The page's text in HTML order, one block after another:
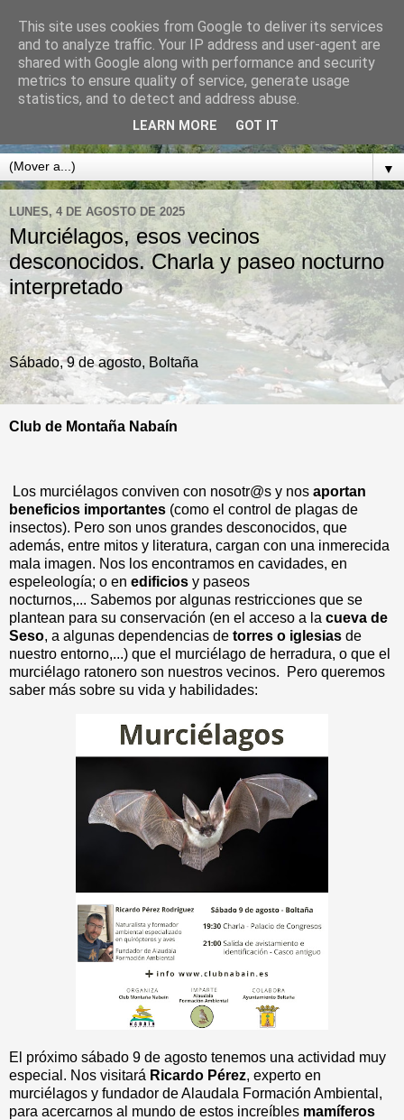
CLUB DE MONTAÑA
NABAÍN
BOLTAÑA. SOBRARBE. PIRINEO ARAGONÉS
▼
LUNES, 4 DE AGOSTO DE 2025
Murciélagos, esos vecinos
desconocidos. Charla y paseo nocturno
interpretado
Sábado, 9 de agosto, Boltaña
Club de Montaña Nabaín
Los murciélagos conviven con nosotr@s y nos aportan
beneficios importantes (como el control de plagas de
insectos). Pero son unos grandes desconocidos, que
además, entre mitos y literatura, cargan con una inmerecida
mala imagen. Nos los encontramos en cavidades, en
espeleología; o en edificios y paseos
nocturnos,... Sabemos por algunas restricciones que se
plantean para su conservación (en el acceso a la cueva de
Seso, a algunas dependencias de torres o iglesias de
nuestro entorno,...) que el murciélago de herradura, o que el
murciélago ratonero son nuestros vecinos. Pero queremos
saber más sobre su vida y habilidades:
El próximo sábado 9 de agosto tenemos una actividad muy
especial. Nos visitará Ricardo Pérez, experto en
murciélagos y fundador de Alaudala Formación Ambiental,
para acercarnos al mundo de estos increíbles mamíferos
This site uses cookies from Google to deliver its services
and to analyze traffic. Your IP address and user-agent are
shared with Google along with performance and security
metrics to ensure quality of service, generate usage
statistics, and to detect and address abuse.
LEARN MORE GOT IT